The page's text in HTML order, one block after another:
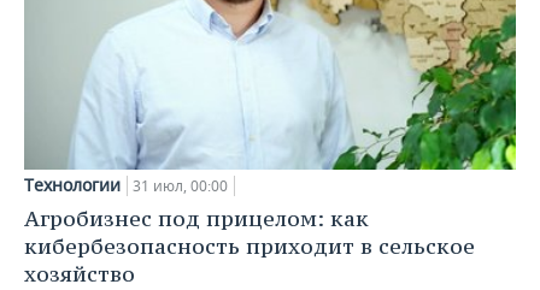
Технологии 31 июл, 00:00
Агробизнес под прицелом: как
кибербезопасность приходит в сельское
хозяйство